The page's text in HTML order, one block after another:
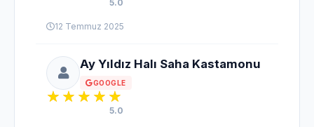
5.0
12 Temmuz 2025
Ay Yıldız Halı Saha Kastamonu
GOOGLE
5.0